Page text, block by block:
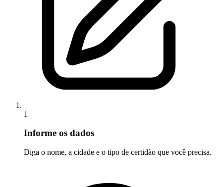
1
Informe os dados
Diga o nome, a cidade e o tipo de certidão que você precisa.